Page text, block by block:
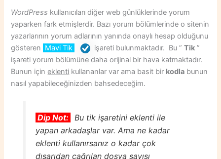
WordPress kullanıcıları diğer web günlüklerinde yorum
yaparken fark etmişlerdir. Bazı yorum bölümlerinde o sitenin
yazarlarının yorum adlarının yanında onaylı hesap olduğunu
gösteren Mavi Tik işareti bulunmaktadır. Bu ”Tik ”
işareti yorum bölümüne daha orijinal bir hava katmaktadır.
Bunun içineklenti kullananlar var ama basit bir kodla bunun
nasıl yapabileceğinizden bahsedeceğim.
Dip Not:
Bu tik işaretini eklenti ile
yapan arkadaşlar var. Ama ne kadar
eklenti kullanırsanız o kadar çok
dışarıdan çağrılan dosya sayısı